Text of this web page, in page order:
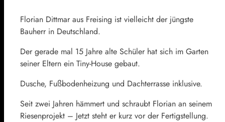
Florian Dittmar aus Freising ist vielleicht der jüngste
Bauherr in Deutschland.
Der gerade mal 15 Jahre alte Schüler hat sich im Garten
seiner Eltern ein Tiny-House gebaut.
Dusche, Fußbodenheizung und Dachterrasse inklusive.
Seit zwei Jahren hämmert und schraubt Florian an seinem
Riesenprojekt – Jetzt steht er kurz vor der Fertigstellung.